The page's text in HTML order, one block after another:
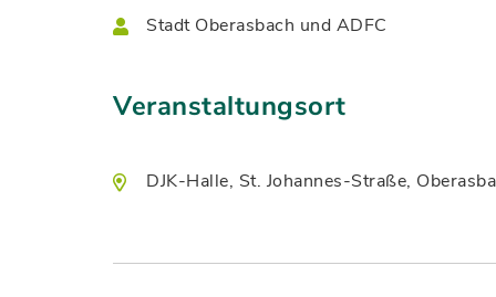
Stadt Oberasbach und ADFC
Veranstaltungsort
DJK-Halle, St. Johannes-Straße,